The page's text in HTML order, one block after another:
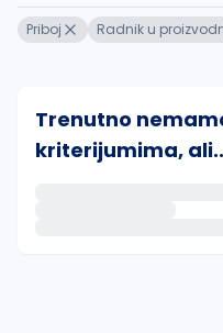
Priboj Radnik u
Trenutno
kriterijumima,